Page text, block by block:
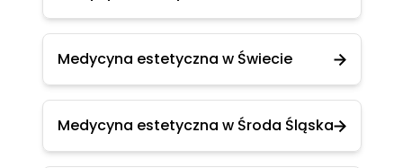
Medycyna estetyczna w Świecie
Medycyna estetyczna w Środa Śląska